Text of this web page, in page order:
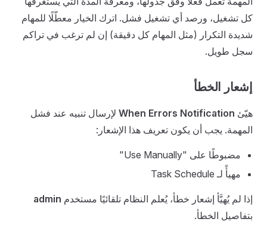
كل تشغيل، ورصد أي تشغيل فشل. اترك الخيار معطّلًا للمهام
شديدة التكرار (مثل المهام كل دقيقة) إن لم ترغب في تراكم
سجل طويل.
إشعار الخطأ
هيّئ When Errors Notification لإرسال تنبيه عند فشل
المهمة. يجب أن يكون تعريف هذا الإشعار:
مضبوطًا على "Use Manually"
مهيأً لـ Task Schedule
إذا لم يُهيَّأ إشعار خطأ، يُعلم النظام تلقائيًا مستخدم admin
بتفاصيل الخطأ.